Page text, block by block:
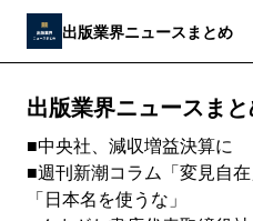
出版業界ニュースまとめ
出版業界ニュースま
■中央社、減収増益決算に
■週刊新潮コラム「変見自
「日本名を使うな」